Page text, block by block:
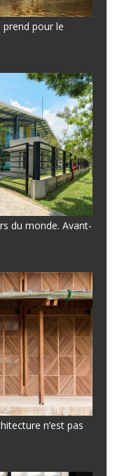
prend pour le
du monde. Avant-
n’est pas